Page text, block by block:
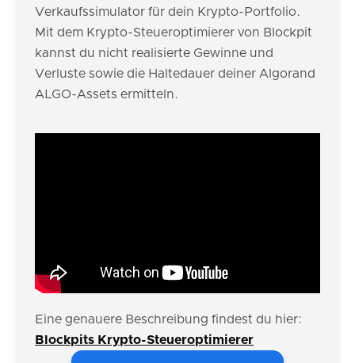
Verkaufssimulator für dein Krypto-Portfolio.
Mit dem Krypto-Steueroptimierer von Blockpit
kannst du nicht realisierte Gewinne und
Verluste sowie die Haltedauer deiner Algorand
ALGO-Assets ermitteln.
Eine genauere Beschreibung findest du hier:
Blockpits Krypto-Steueroptimierer